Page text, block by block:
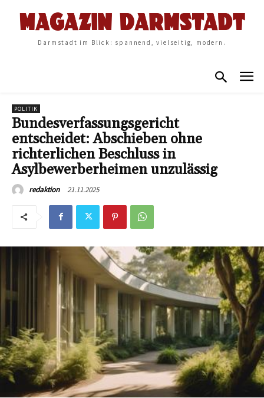
Darmstadt im Blick: spannend, vielseitig, modern.
POLITIK
Bundesverfassungsgericht
entscheidet: Abschieben ohne
richterlichen Beschluss in
Asylbewerberheimen unzulässig
redaktion 21.11.2025